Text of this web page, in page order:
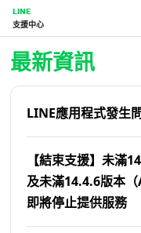
LINE
支援中心
首頁 | LINE支援中心
最新資訊
LINE應用程式發生
【結束支援】未滿
及未滿14.4.6版本
即將停止提供服務